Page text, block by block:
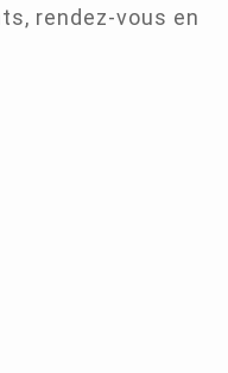
rendez-vous en